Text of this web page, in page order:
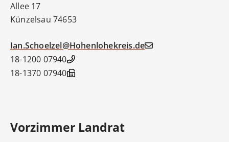
Allee 17
74653
Künzelsau
Ian.Schoelzel@Hohenlohekreis.de
07940 18-1200
07940 18-1370
Vorzimmer Landrat